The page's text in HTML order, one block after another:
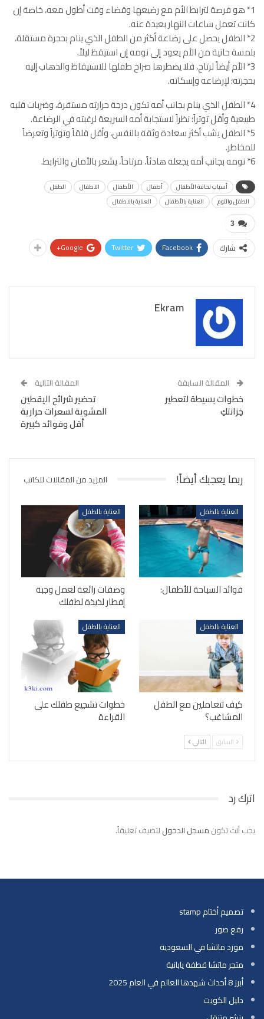
1* هو فرصة لترابط الأم مع رضيعها وقضاء وقت أطول معه، خاصة إن
كانت تعمل ساعات النهار بعيدة عنه.
2* الطفل يحصل على رضاعة أكثر من الطفل الذي ينام بحجرة مستقلة،
بلمسة حانية من الأم يعود إلى نومه إن استيقظ ليلاً.
3* الأم أيضاً ترتاح، فلا يضطرها صراخ طفلها للاستيقاظ والذهاب إليه
بحجرته؛ لإرضاعه وإسكاته.
4* الطفل الذي ينام بجانب أمه تكون درجة حرارته مستقرة، وضربات قلبه
طبيعية وأقل توتراً؛ نظراً لاستجابة أمه السريعة لرغبته في الرضاعة.
5* الطفل يشب أكثر سعادة وثقة بالنفس، وأقل قلقاً وتوتراً وتعرضاً
للمخاطر.
6* نومه بجانب أمه يجعله هادئاً، مرتاحاً، يشعر بالأمان والترابط.
أسباب نحافة الأطفال أطفال الأطفال الاطفال
الطفل
الطفل والنوم
العناية بالأطفال العناية بالاطفال
3
شارك Facebook
Twitter
Google+
Ekram
المقالة السابقة
خطوات بسيطة لتعطير
خِزانتكِ
المقالة التالية
تحضير شرائح اليقطين
المشوية لسعرات حرارية
أقل وفوائد كبيرة
ربما يعجبك أيضاً! المزيد من المقالات للكاتب
العناية بالطفل
فوائد السباحة للأطفال:
العناية بالطفل
وصفات رائعة لعمل وجبة
إفطار لذيذة لطفلك
العناية بالطفل
كيف تتعاملين مع الطفل
المشاغب؟
العناية بالطفل
خطوات تشجيع طفلك على
القراءة
السابق التالي
اترك رد
يجب أنت تكون مسجل الدخول لتضيف تعليقاً.
تصميم أختام stamp
رفع صور
مورد ماتشا في السعودية
متجر ماتشا قطفة يابانية
أبرز 8 أحداث شهدها العالم في العام 2025
دليل الكويت